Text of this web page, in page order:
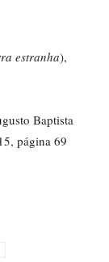
estranha),
Baptista
página 69